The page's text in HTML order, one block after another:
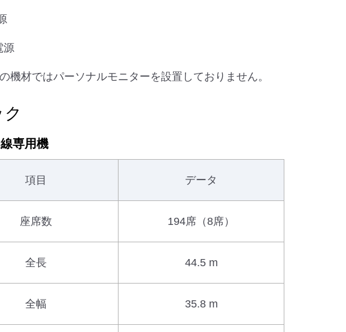
源
機材ではパーソナルモニターを設置しておりません。
専用機
項目 データ
座席数 194席（8席）
全長 44.5 m
全幅 35.8 m